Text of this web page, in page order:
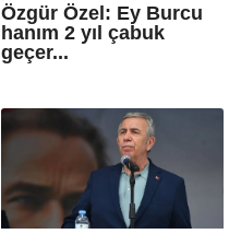
Özgür Özel: Ey Burcu
hanım 2 yıl çabuk
geçer...